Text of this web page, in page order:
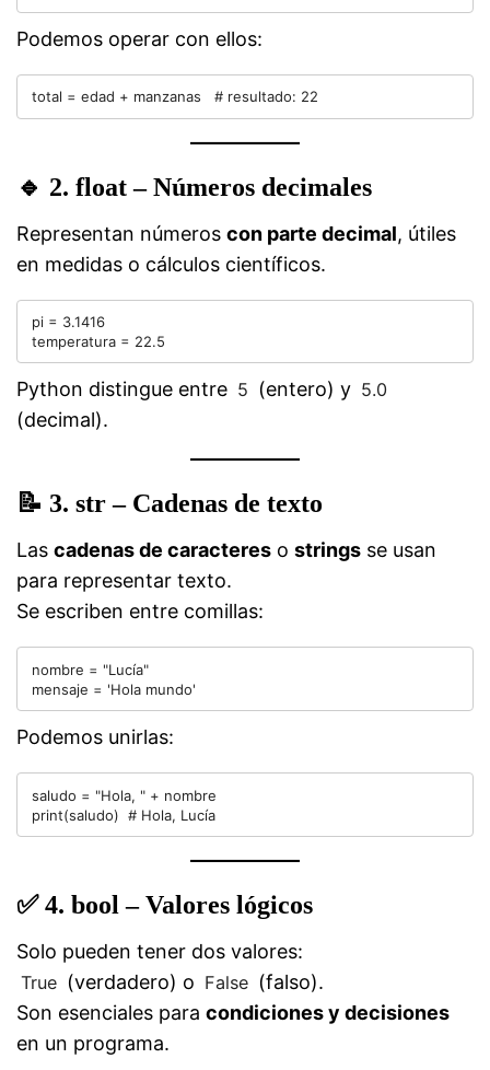
Podemos operar con ellos:
🔹 2. float – Números decimales
Representan números con parte decimal, útiles
en medidas o cálculos científicos.
pi = 3.1416
Python distingue entre 5 (entero) y 5.0
(decimal).
📝 3. str – Cadenas de texto
Las cadenas de caracteres o strings se usan
para representar texto.
Se escriben entre comillas:
nombre = "Lucía"
Podemos unirlas:
saludo = "Hola, " + nombre
✅4. bool – Valores lógicos
Solo pueden tener dos valores:
True (verdadero) o False (falso).
Son esenciales para condiciones y decisiones
en un programa.